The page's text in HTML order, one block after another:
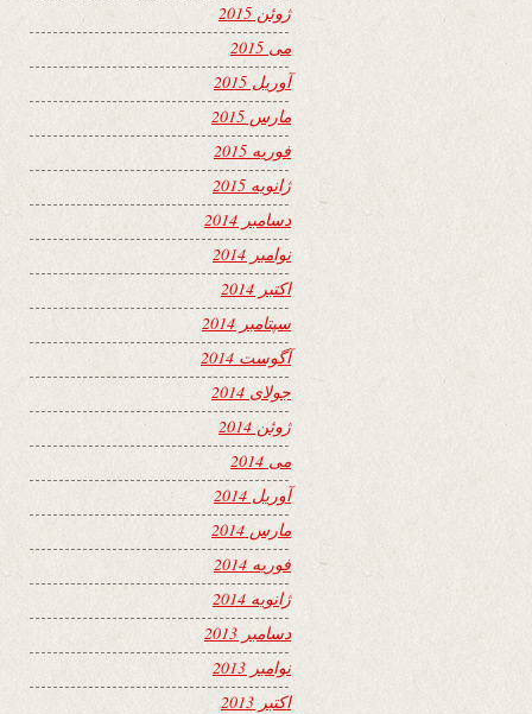
ژوئن 2015
می 2015
آوریل 2015
مارس 2015
فوریه 2015
ژانویه 2015
دسامبر 2014
نوامبر 2014
اکتبر 2014
سپتامبر 2014
آگوست 2014
جولای 2014
ژوئن 2014
می 2014
آوریل 2014
مارس 2014
فوریه 2014
ژانویه 2014
دسامبر 2013
نوامبر 2013
اکتبر 2013